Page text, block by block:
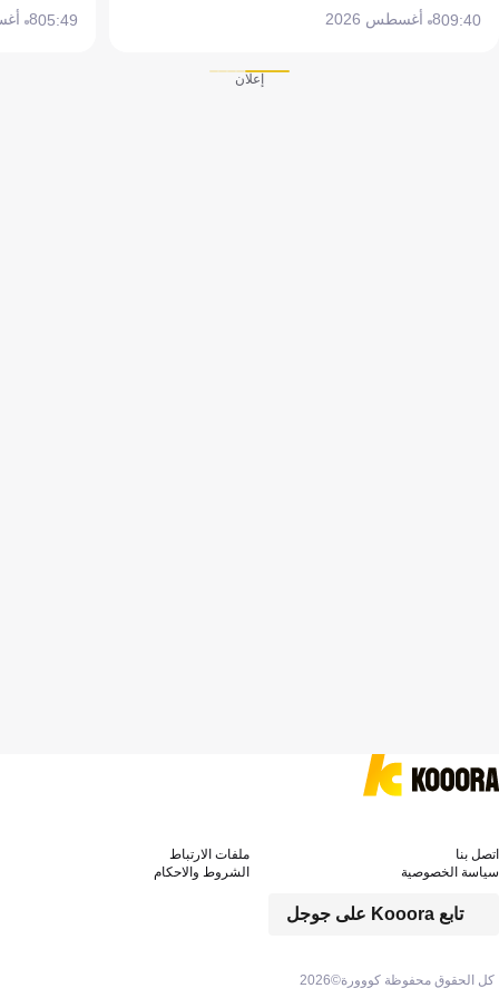
09:408 أغسطس 2026 05:498 أغسطس 2026
إعلان
كل الحقوق محفوظة كووورة©2026
تابع Kooora على جوجل
اتصل بنا
ملفات الارتباط
سياسة الخصوصية
الشروط والاحكام